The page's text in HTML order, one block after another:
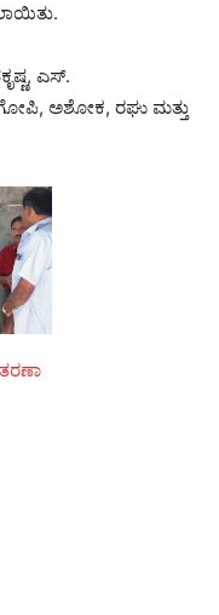
ಎಸ್.
ಅಶೋಕ, ರಘು ಮತ್ತು